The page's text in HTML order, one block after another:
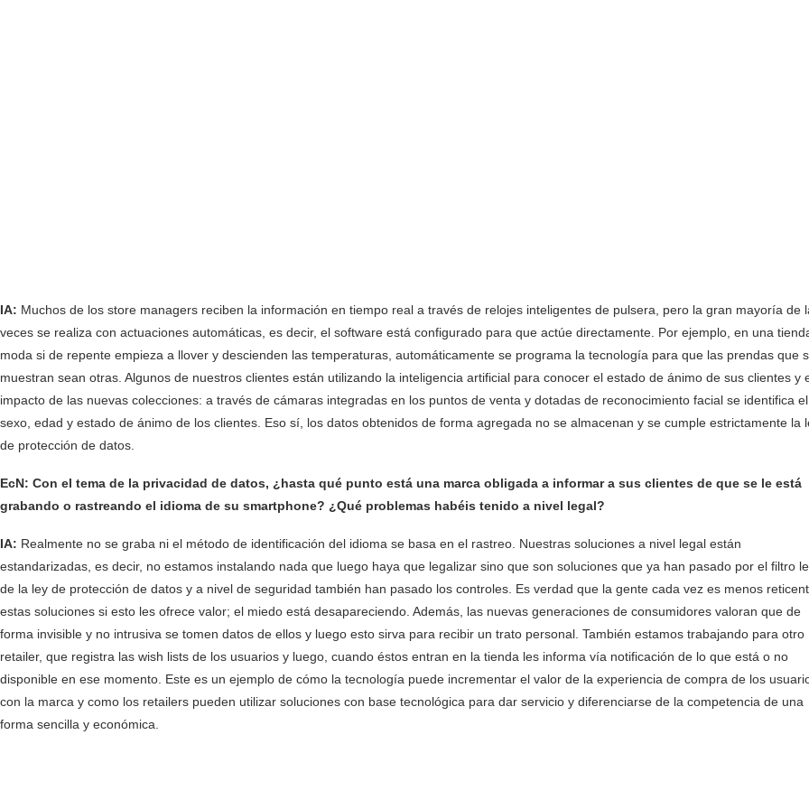
IA: Muchos de los store managers reciben la información en tiempo real a través de relojes inteligentes de pulsera, pero la gran mayoría de
veces se realiza con actuaciones automáticas, es decir, el software está configurado para que actúe directamente. Por ejemplo, en una
moda si de repente empieza a llover y descienden las temperaturas, automáticamente se programa la tecnología para que las prendas que
muestran sean otras. Algunos de nuestros clientes están utilizando la inteligencia artificial para conocer el estado de ánimo de sus clientes y
impacto de las nuevas colecciones: a través de cámaras integradas en los puntos de venta y dotadas de reconocimiento facial se identifica el
sexo, edad y estado de ánimo de los clientes. Eso sí, los datos obtenidos de forma agregada no se almacenan y se cumple estrictamente la
de protección de datos.
EcN: Con el tema de la privacidad de datos, ¿hasta qué punto está una marca obligada a informar a sus clientes de que se le está
grabando o rastreando el idioma de su smartphone? ¿Qué problemas habéis tenido a nivel legal?
IA: Realmente no se graba ni el método de identificación del idioma se basa en el rastreo. Nuestras soluciones a nivel legal están
estandarizadas, es decir, no estamos instalando nada que luego haya que legalizar sino que son soluciones que ya han pasado por el filtro
de la ley de protección de datos y a nivel de seguridad también han pasado los controles. Es verdad que la gente cada vez es menos
estas soluciones si esto les ofrece valor; el miedo está desapareciendo. Además, las nuevas generaciones de consumidores valoran que de
forma invisible y no intrusiva se tomen datos de ellos y luego esto sirva para recibir un trato personal. También estamos trabajando para otro
retailer, que registra las wish lists de los usuarios y luego, cuando éstos entran en la tienda les informa vía notificación de lo que está o no
disponible en ese momento. Este es un ejemplo de cómo la tecnología puede incrementar el valor de la experiencia de compra de los
con la marca y como los retailers pueden utilizar soluciones con base tecnológica para dar servicio y diferenciarse de la competencia de una
forma sencilla y económica.